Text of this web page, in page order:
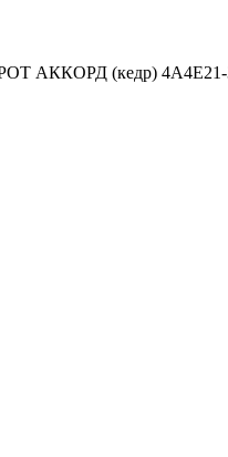
АККОРД (кедр) 4A4Е21-